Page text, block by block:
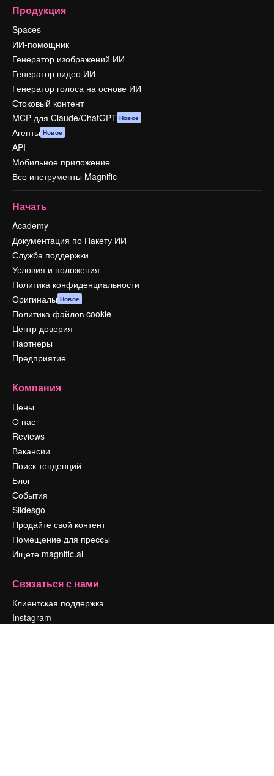
Продукция
Spaces
ИИ-помощник
Генератор изображений ИИ
Генератор видео ИИ
Генератор голоса на основе ИИ
Стоковый контент
MCP для Claude/ChatGPT Новое
Агенты Новое
API
Мобильное приложение
Все инструменты Magnific
Начать
Academy
Документация по Пакету ИИ
Служба поддержки
Условия и положения
Политика конфиденциальности
Оригиналы Новое
Политика файлов cookie
Центр доверия
Партнеры
Предприятие
Компания
Цены
О нас
Reviews
Вакансии
Поиск тенденций
Блог
События
Slidesgo
Продайте свой контент
Помещение для прессы
Ищете magnific.ai
Связаться с нами
Клиентская поддержка
Instagram